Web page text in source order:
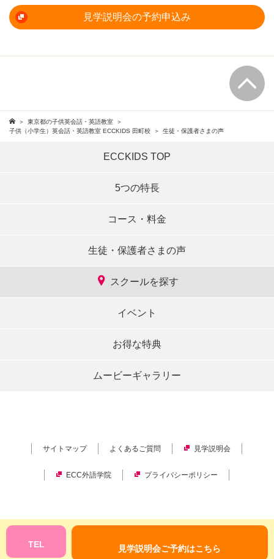
TEL 見学説明会ご予約はこちら
見学説明会の予約申込み
東京都の子供英会話・英語教室
子供（小学生）英会話・英語教室 ECCKIDS 田町校
生徒・保護者さまの声
ECCKIDS TOP
5つの特長
コース・料金
生徒・保護者さまの声
スクールを探す
イベント
お得な特典
ムービーギャラリー
サイトマップ よくあるご質問 見学説明会
ECC外語学院 プライバシーポリシー
All rights reserved.